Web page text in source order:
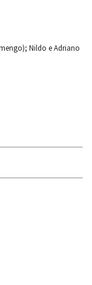
Nildo e Adriano